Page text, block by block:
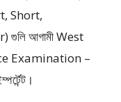
Short,
গুলি আগামী West
Examination –